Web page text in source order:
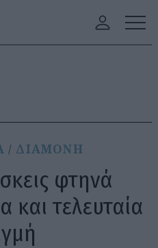
ΔΙΑΜΟΝΗ
φτηνά
τελευταία